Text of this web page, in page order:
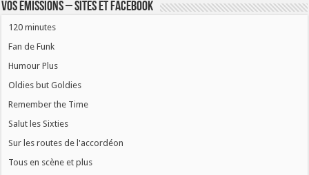
Vos émissions – Sites et Facebook
120 minutes
Fan de Funk
Humour Plus
Oldies but Goldies
Remember the Time
Salut les Sixties
Sur les routes de l'accordéon
Tous en scène et plus